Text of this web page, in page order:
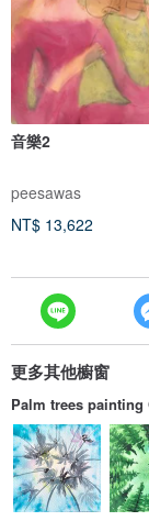
音樂2
peesawas
NT$ 13,622
更多其他櫥窗
Palm trees